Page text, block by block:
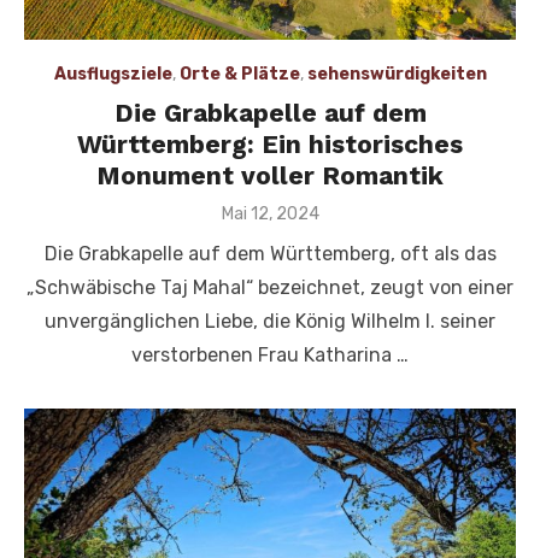
Ausflugsziele, Orte & Plätze, sehenswürdigkeiten
Die Grabkapelle auf dem
Württemberg: Ein historisches
Monument voller Romantik
Veröffentlicht
Mai 12, 2024
Die Grabkapelle auf dem Württemberg, oft als das
„Schwäbische Taj Mahal“ bezeichnet, zeugt von einer
unvergänglichen Liebe, die König Wilhelm I. seiner
verstorbenen Frau Katharina …